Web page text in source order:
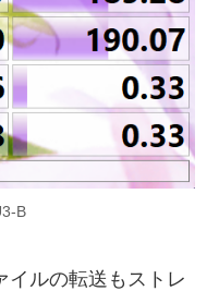
B
イルの転送もストレ